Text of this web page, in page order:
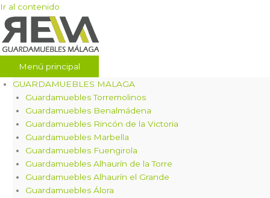
Ir al contenido
Menú principal
GUARDAMUEBLES MALAGA
Guardamuebles Torremolinos
Guardamuebles Benalmádena
Guardamuebles Rincón de la Victoria
Guardamuebles Marbella
Guardamuebles Fuengirola
Guardamuebles Alhaurín de la Torre
Guardamuebles Alhaurín el Grande
Guardamuebles Álora